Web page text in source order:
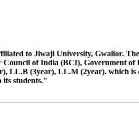
to Jiwaji University, Gwalior.
of India (BCI), Government of
LL.B (3year), LL.M (2year). which is
its students."